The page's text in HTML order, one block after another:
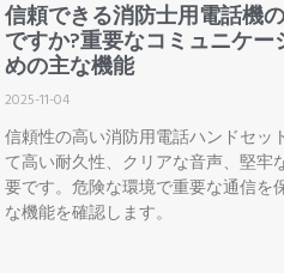
信頼できる消防士用電話機
ですか?重要なコミュニケー
めの主な機能
2025-11-04
信頼性の高い消防用電話ハンドセッ
て高い耐久性、クリアな音声、堅牢
要です。危険な環境で重要な通信を
な機能を確認します。